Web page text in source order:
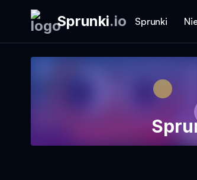
Sprunki.io Sprunki